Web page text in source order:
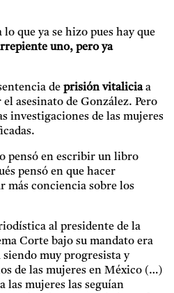
lo que ya se hizo pues hay que
uno, pero ya
de prisión vitaliciaa
asesinato de González. Pero
investigaciones de las mujeres
pensó en escribir un libro
pensó en que hacer
más conciencia sobre los
al presidente de la
Corte bajo su mandato era
muy progresista y
de las mujeres en México (…)
las mujeres las seguían